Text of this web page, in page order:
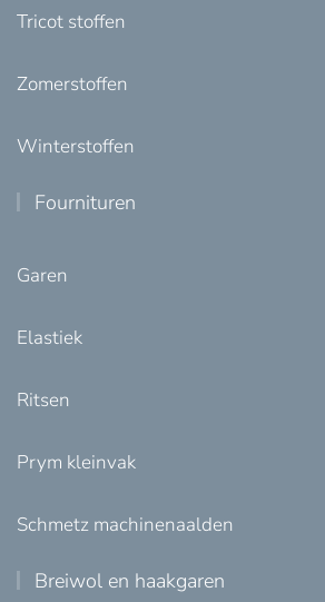
Tricot stoffen
Zomerstoffen
Winterstoffen
Fournituren
Garen
Elastiek
Ritsen
Prym kleinvak
Schmetz machinenaalden
Breiwol en haakgaren